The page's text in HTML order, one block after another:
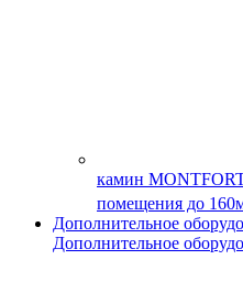
камин
помещения до
Дополнительное
Дополнительное